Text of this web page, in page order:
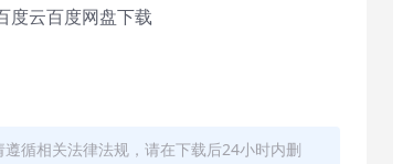
度云百度网盘下载
循相关法律法规，请在下载后24小时内删